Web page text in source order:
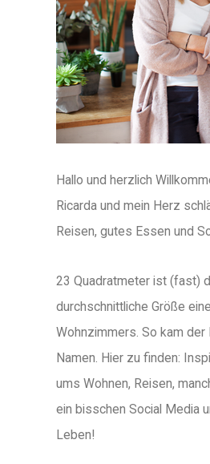
Hallo und herzlich
Ricarda und mein Herz
Reisen, gutes Essen und
23 Quadratmeter ist (fast)
durchschnittliche Größe
Wohnzimmers. So kam der
Namen. Hier zu finden:
ums Wohnen, Reisen,
ein bisschen Social Media
Leben!